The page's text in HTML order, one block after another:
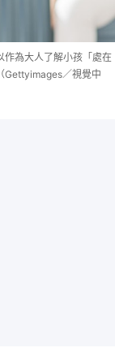
作為大人了解小孩「處在
Gettyimages／視覺中